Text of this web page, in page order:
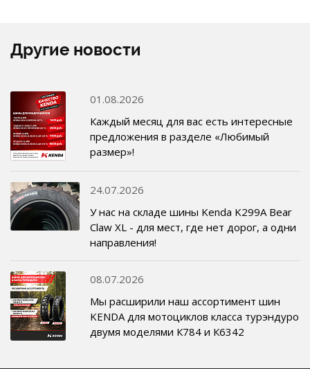
Другие новости
01.08.2026
Каждый месяц для вас есть интересные
предложения в разделе «Любимый
размер»!
24.07.2026
У нас на складе шины Kenda K299A Bear
Claw XL - для мест, где нет дорог, а одни
направления!
08.07.2026
Мы расширили наш ассортимент шин
KENDA для мотоциклов класса турэндуро
двумя моделями К784 и К6342